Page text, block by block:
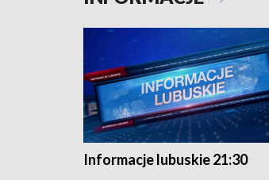
Informacje lubuskie 21:30